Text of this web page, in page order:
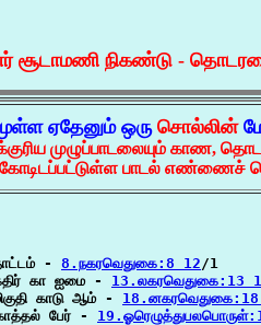
சூடாமணி நிகண்டு -
ஏதேனும் ஒருசொல்லின்
முழுப்பாடலையும் காண,
பாடல் எண்ணைச்
- 8.நகரவெதுகை:8 12/1
கா ஐமை - 13.லகரவெதுகை:13 1
காடு ஆம் -
பேர் -